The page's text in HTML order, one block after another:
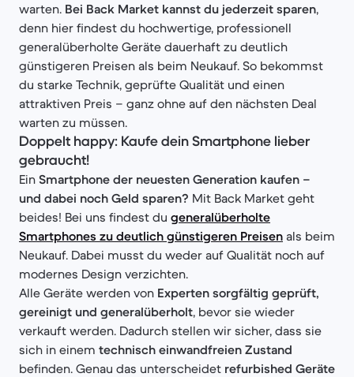
warten. Bei Back Market kannst du jederzeit sparen,
denn hier findest du hochwertige, professionell
generalüberholte Geräte dauerhaft zu deutlich
günstigeren Preisen als beim Neukauf. So bekommst
du starke Technik, geprüfte Qualität und einen
attraktiven Preis – ganz ohne auf den nächsten Deal
warten zu müssen.
Doppelt happy: Kaufe dein Smartphone lieber
gebraucht!
Ein Smartphone der neuesten Generation kaufen –
und dabei noch Geld sparen? Mit Back Market geht
beides! Bei uns findest du generalüberholte
Smartphones zu deutlich günstigeren Preisen als beim
Neukauf. Dabei musst du weder auf Qualität noch auf
modernes Design verzichten.
Alle Geräte werden von Experten sorgfältig geprüft,
gereinigt und generalüberholt, bevor sie wieder
verkauft werden. Dadurch stellen wir sicher, dass sie
sich in einem technisch einwandfreien Zustand
befinden. Genau das unterscheidet refurbished Geräte